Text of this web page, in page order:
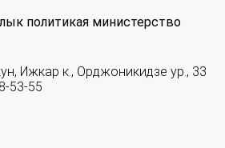
политикая министерство
Ижкар к., Орджоникидзе ур., 33
53-55